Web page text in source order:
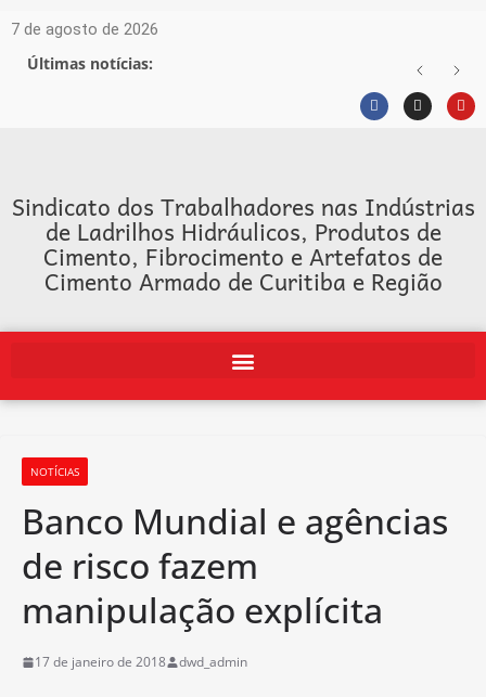
7 de agosto de 2026
Últimas notícias:
Sindicato dos Trabalhadores nas Indústrias
de Ladrilhos Hidráulicos, Produtos de
Cimento, Fibrocimento e Artefatos de
Cimento Armado de Curitiba e Região
NOTÍCIAS
Banco Mundial e agências
de risco fazem
manipulação explícita
17 de janeiro de 2018 dwd_admin